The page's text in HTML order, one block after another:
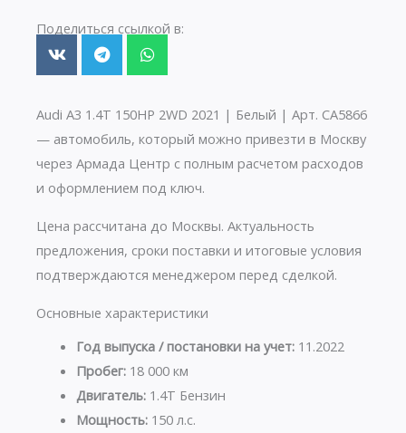
Поделиться ссылкой в:
Audi A3 1.4T 150HP 2WD 2021 | Белый | Арт. CA5866
— автомобиль, который можно привезти в Москву
через Армада Центр с полным расчетом расходов
и оформлением под ключ.
Цена рассчитана до Москвы. Актуальность
предложения, сроки поставки и итоговые условия
подтверждаются менеджером перед сделкой.
Основные характеристики
Год выпуска / постановки на учет:11.2022
Пробег:18 000 км
Двигатель:1.4T Бензин
Мощность:150 л.с.